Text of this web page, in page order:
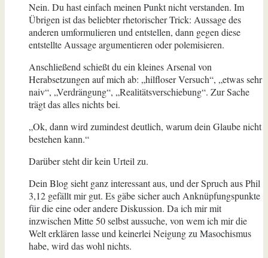
Nein. Du hast einfach meinen Punkt nicht verstanden. Im
Übrigen ist das beliebter rhetorischer Trick: Aussage des
anderen umformulieren und entstellen, dann gegen diese
entstellte Aussage argumentieren oder polemisieren.
Anschließend schießt du ein kleines Arsenal von
Herabsetzungen auf mich ab: „hilfloser Versuch“, „etwas sehr
naiv“, „Verdrängung“, „Realitätsverschiebung“. Zur Sache
trägt das alles nichts bei.
„Ok, dann wird zumindest deutlich, warum dein Glaube nicht
bestehen kann.“
Darüber steht dir kein Urteil zu.
Dein Blog sieht ganz interessant aus, und der Spruch aus Phil
3,12 gefällt mir gut. Es gäbe sicher auch Anknüpfungspunkte
für die eine oder andere Diskussion. Da ich mir mit
inzwischen Mitte 50 selbst aussuche, von wem ich mir die
Welt erklären lasse und keinerlei Neigung zu Masochismus
habe, wird das wohl nichts.